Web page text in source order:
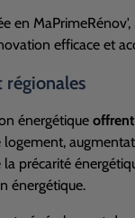
en
efficace et
régionales
énergétique
précarité
énergétique.